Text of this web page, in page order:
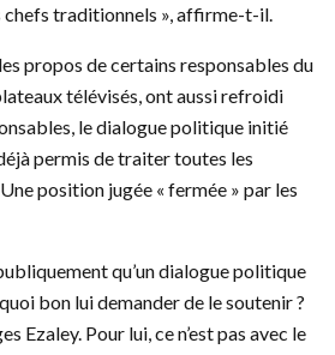
chefs traditionnels », affirme-t-il.
propos de certains responsables du
télévisés, ont aussi refroidi
le dialogue politique initié
permis de traiter toutes les
position jugée « fermée » par les
qu’un dialogue politique
bon lui demander de le soutenir ?
Ezaley. Pour lui, ce n’est pas avec le